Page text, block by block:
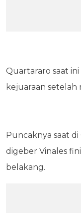
Quartararo saat
kejuaraan setelah
Puncaknya saat di
digeber Vinales
belakang.